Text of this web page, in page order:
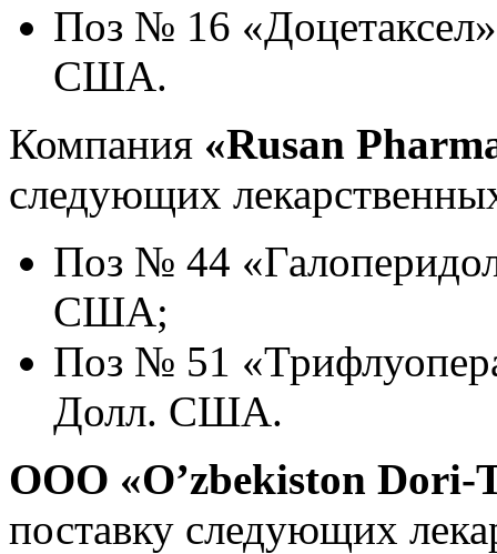
Поз № 16
США.
Компания «Rusan
следующих
Поз № 44
США;
Поз № 51
Долл. США.
ООО «O’zbekiston Dori-
поставку следующих